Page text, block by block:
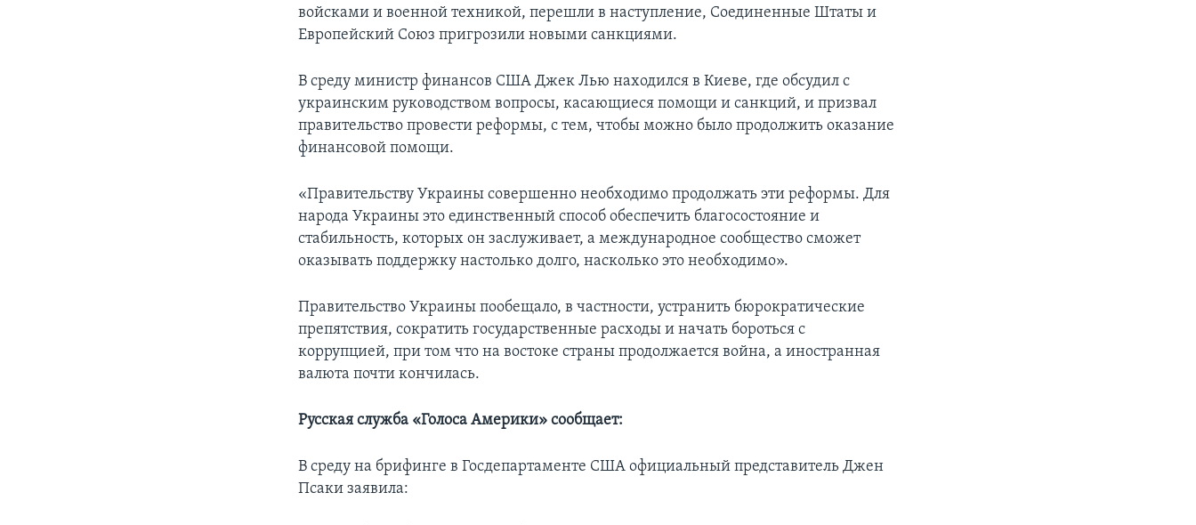
войсками и военной техникой, перешли в наступление, Соединенные Штаты и
Европейский Союз пригрозили новыми санкциями.
В среду министр финансов США Джек Лью находился в Киеве, где обсудил с
украинским руководством вопросы, касающиеся помощи и санкций, и призвал
правительство провести реформы, с тем, чтобы можно было продолжить оказание
финансовой помощи.
«Правительству Украины совершенно необходимо продолжать эти реформы. Для
народа Украины это единственный способ обеспечить благосостояние и
стабильность, которых он заслуживает, а международное сообщество сможет
оказывать поддержку настолько долго, насколько это необходимо».
Правительство Украины пообещало, в частности, устранить бюрократические
препятствия, сократить государственные расходы и начать бороться с
коррупцией, при том что на востоке страны продолжается война, а иностранная
валюта почти кончилась.
Русская служба «Голоса Америки» сообщает:
В среду на брифинге в Госдепартаменте США официальный представитель Джен
Псаки заявила: